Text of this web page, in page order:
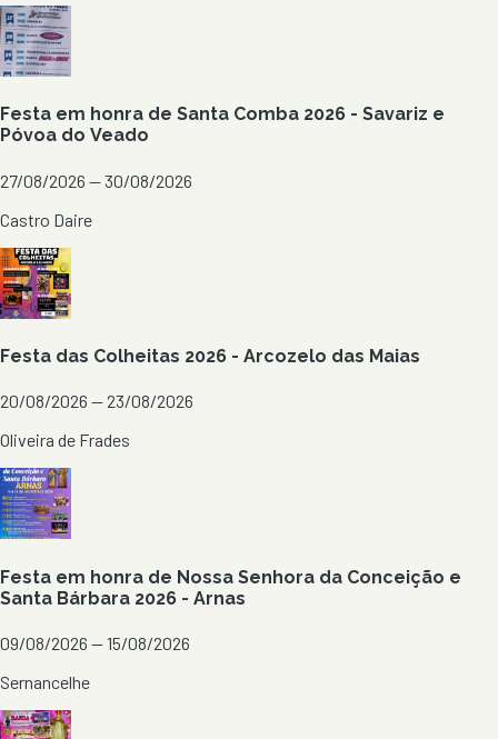
Festa em honra de Santa Comba 2026 - Savariz e
Póvoa do Veado
27/08/2026 — 30/08/2026
Castro Daire
Festa das Colheitas 2026 - Arcozelo das Maias
20/08/2026 — 23/08/2026
Oliveira de Frades
Festa em honra de Nossa Senhora da Conceição e
Santa Bárbara 2026 - Arnas
09/08/2026 — 15/08/2026
Sernancelhe